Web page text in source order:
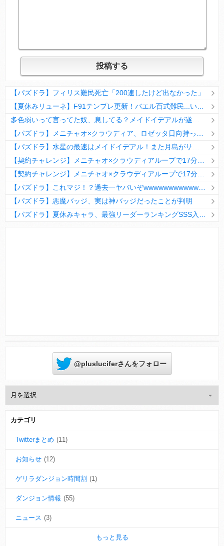
【パズドラ】フィリス難民死亡「200連したけど出なかった」
【パズドラ】悪魔バッジ、実は神バッジだったことが判明
@plusluciferさんをフォロー
カテゴリ
Twitterまとめ (11)
お知らせ (12)
ゲリラダンジョン時間割 (1)
ダンジョン情報 (55)
ニュース (3)
もっと見る